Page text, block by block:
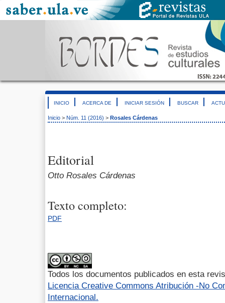
INICIO ACERCA DE INICIAR SESIÓN BUSCAR
Inicio > Núm. 11 (2016) > Rosales Cárdenas
Editorial
Otto Rosales Cárdenas
Texto completo:
PDF
Todos los documentos publicados en esta
Licencia Creative Commons Atribución -No
Internacional.